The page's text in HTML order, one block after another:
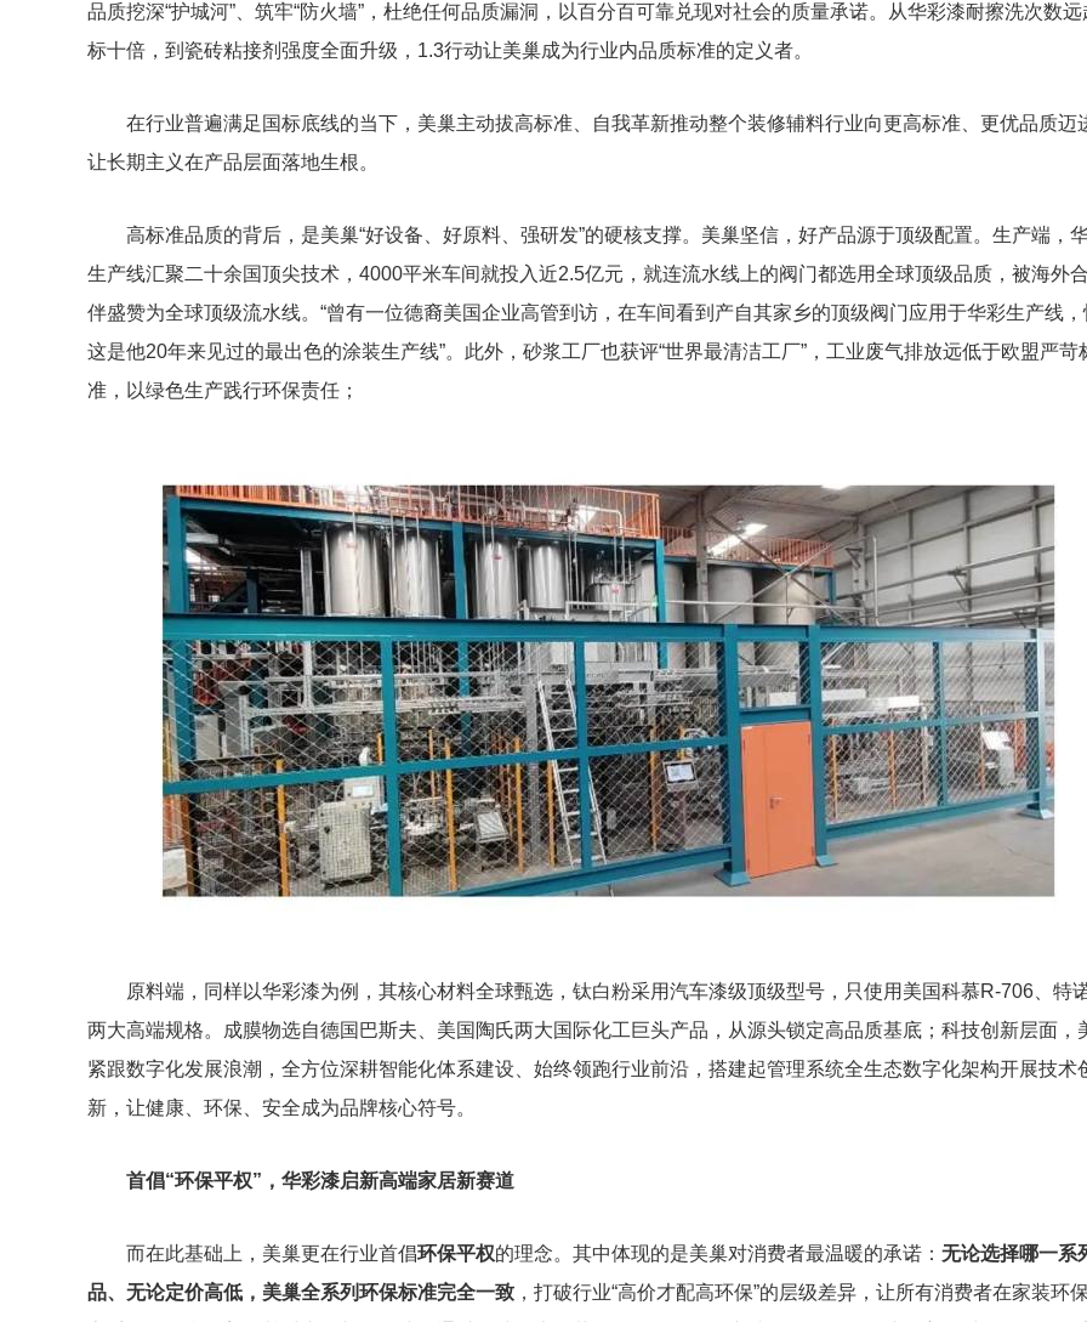
品质挖深“护城河”、筑牢“防火墙”，杜绝任何品质漏洞，以百分百可靠兑现对社会的质量承诺。从华彩漆耐擦洗次数远
标十倍，到瓷砖粘接剂强度全面升级，1.3行动让美巢成为行业内品质标准的定义者。
在行业普遍满足国标底线的当下，美巢主动拔高标准、自我革新推动整个装修辅料行业向更高标准、更优品质迈
让长期主义在产品层面落地生根。
高标准品质的背后，是美巢“好设备、好原料、强研发”的硬核支撑。美巢坚信，好产品源于顶级配置。生产端，
生产线汇聚二十余国顶尖技术，4000平米车间就投入近2.5亿元，就连流水线上的阀门都选用全球顶级品质，被海外
伴盛赞为全球顶级流水线。“曾有一位德裔美国企业高管到访，在车间看到产自其家乡的顶级阀门应用于华彩生产线
这是他20年来见过的最出色的涂装生产线”。此外，砂浆工厂也获评“世界最清洁工厂”，工业废气排放远低于欧盟严苛
准，以绿色生产践行环保责任；
原料端，同样以华彩漆为例，其核心材料全球甄选，钛白粉采用汽车漆级顶级型号，只使用美国科慕R-706、特
两大高端规格。成膜物选自德国巴斯夫、美国陶氏两大国际化工巨头产品，从源头锁定高品质基底；科技创新层面，
紧跟数字化发展浪潮，全方位深耕智能化体系建设、始终领跑行业前沿，搭建起管理系统全生态数字化架构开展技术
新，让健康、环保、安全成为品牌核心符号。
首倡“环保平权”，华彩漆启新高端家居新赛道
而在此基础上，美巢更在行业首倡环保平权的理念。其中体现的是美巢对消费者最温暖的承诺： 无论选择哪一系
品、无论定价高低，美巢全系列环保标准完全一致 ，打破行业“高价才配高环保”的层级差异，让所有消费者在家装环